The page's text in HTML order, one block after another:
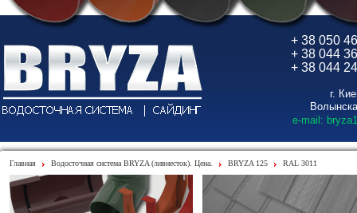
+ 38 050
+ 38 044
+ 38 044
г.
e-mail:
Главная Водосточная система BRYZA (ливнесток). Цена. BRYZA 125 RAL 3011